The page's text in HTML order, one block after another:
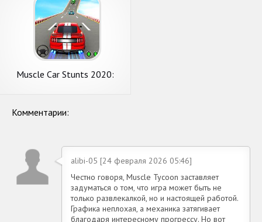
Muscle Car Stunts 2020:
Комментарии:
alibi-05 [24 февраля 2026 05:46]
Честно говоря, Muscle Tycoon заставляет
задуматься о том, что игра может быть не
только развлекалкой, но и настоящей работой.
Графика неплохая, а механика затягивает
благодаря интересному прогрессу. Но вот